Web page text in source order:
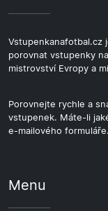
Vstupenkanafotbal.cz
porovnat vstupenky
mistrovství Evropy a
Porovnejte rychle a
vstupenek. Máte-li
e-mailového formuláře.
Menu